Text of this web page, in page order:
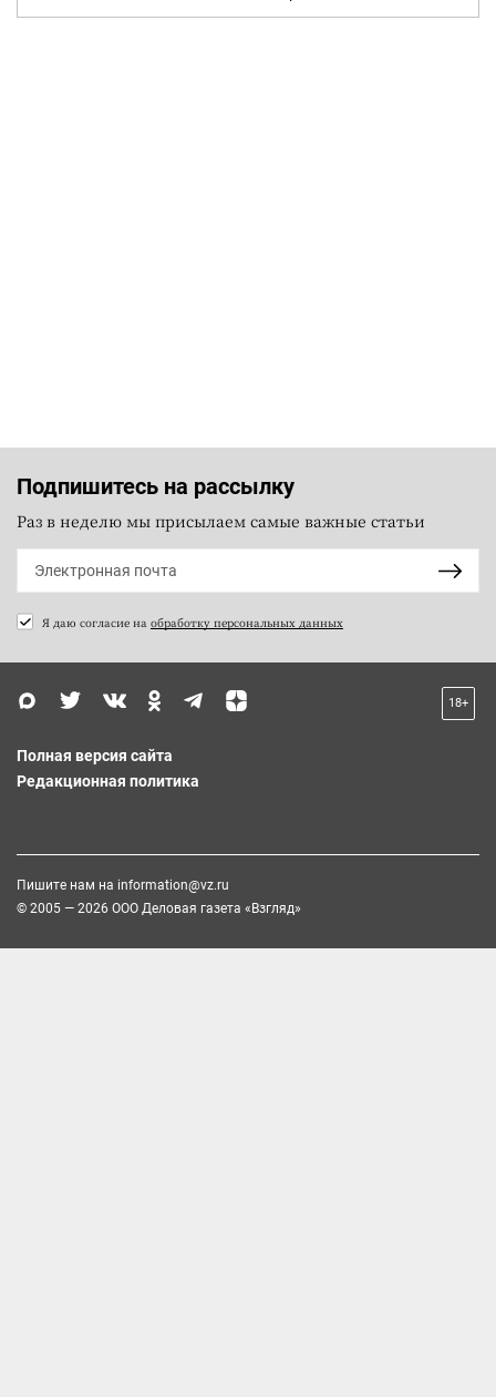
Подпишитесь на рассылку
Раз в неделю мы присылаем самые важные статьи
Я даю согласие на обработку персональных данных
18+
Полная версия сайта
Редакционная политика
Пишите нам на information@vz.ru
© 2005 — 2026 ООО Деловая газета «Взгляд»